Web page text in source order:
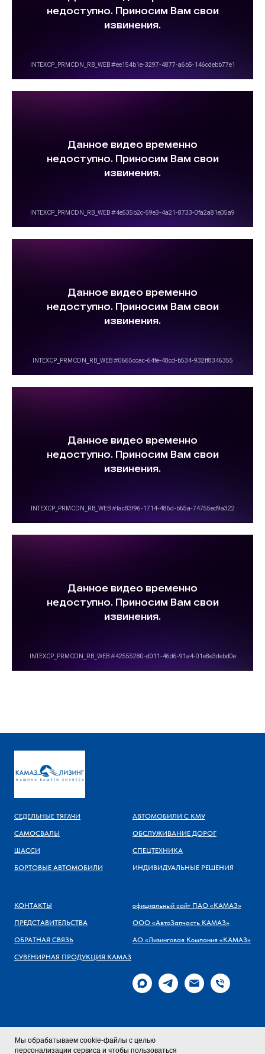
Мы обрабатываем cookie-файлы с целью
персонализации сервиса и чтобы пользоваться
СЕДЕЛЬНЫЕ ТЯГАЧИ
САМОСВАЛЫ
ШАССИ
БОРТОВЫЕ АВТОМОБИЛИ
АВТОМОБИЛИ С КМУ
ОБСЛУЖИВАНИЕ ДОРОГ
СПЕЦТЕХНИКА
ИНДИВИДУАЛЬНЫЕ РЕШЕНИЯ
КОНТАКТЫ
ПРЕДСТАВИТЕЛЬСТВА
ОБРАТНАЯ СВЯЗЬ
СУВЕНИРНАЯ ПРОДУКЦИЯ КАМАЗ
официальный сайт ПАО «КАМАЗ»
ООО «АвтоЗапчасть КАМАЗ»
АО «Лизинговая Компания «КАМАЗ»